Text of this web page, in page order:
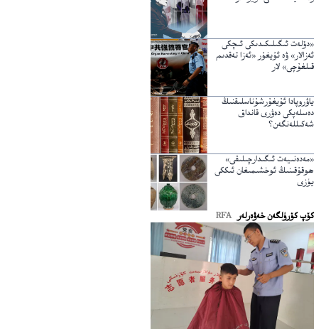
«دۆلەت ئىگىلىكىدىكى ئىچكى
ئەزالار» ۋە ئۇيغۇر «ئەزا تەقدىم
قىلغۇچى» لار
ياۋروپادا ئۇيغۇرشۇناسلىقنىڭ
دەسلەپكى دەۋرى قانداق
شەكىللەنگەن؟
«مەدەنىيەت ئىگىدارچىلىقى»
ھوقۇقىنىڭ ئوخشىمىغان ئىككى
يۈزى
كۆپ كۆرۈلگەن خەۋەرلەر RFA